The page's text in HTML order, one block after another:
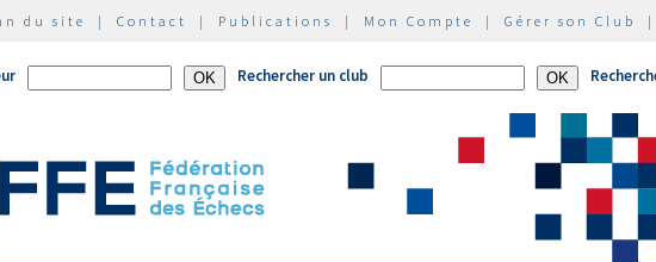
du site | Contact | Publications | Mon Compte | Gérer son Club
Rechercher un club